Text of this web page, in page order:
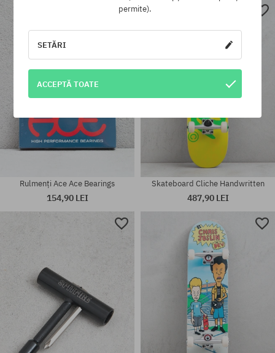
Mărimi existente:
Mărimi existente:
mărime universală mărime universală
Rulmenți Ace Ace Bearings
154,90 LEI
Skateboard Cliche Handwritten
487,90 LEI
permite).
SETĂRI
ACCEPTĂ TOATE